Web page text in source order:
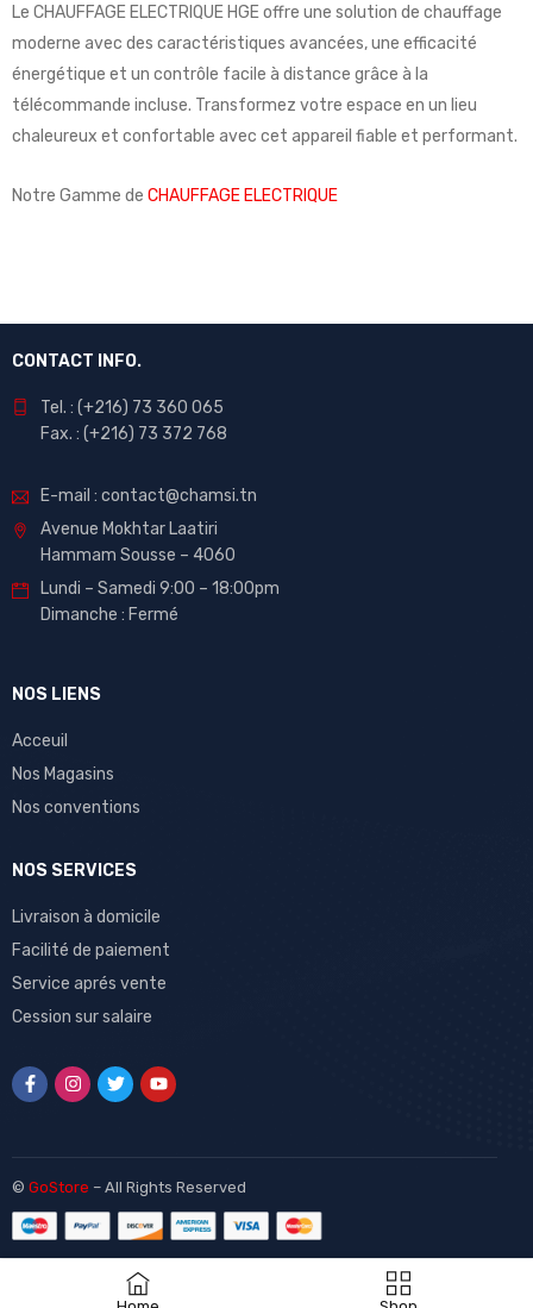
Le CHAUFFAGE ELECTRIQUE HGE offre une solution de chauffage
moderne avec des caractéristiques avancées, une efficacité
énergétique et un contrôle facile à distance grâce à la
télécommande incluse. Transformez votre espace en un lieu
chaleureux et confortable avec cet appareil fiable et performant.
Notre Gamme de CHAUFFAGE ELECTRIQUE
CONTACT INFO.
Tel. : (+216) 73 360 065
Fax. : (+216) 73 372 768
E-mail : contact@chamsi.tn
Avenue Mokhtar Laatiri
Hammam Sousse – 4060
Lundi – Samedi 9:00 – 18:00pm
Dimanche : Fermé
NOS LIENS
Acceuil
Nos Magasins
Nos conventions
NOS SERVICES
Livraison à domicile
Facilité de paiement
Service aprés vente
Cession sur salaire
© GoStore – All Rights Reserved